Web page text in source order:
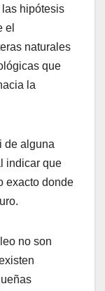
hipótesis
el
naturales
que
la
de alguna
indicar que
exacto donde
no son